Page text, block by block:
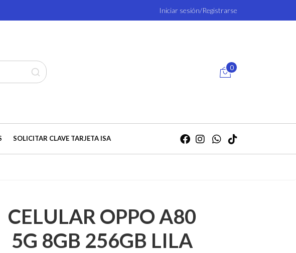
Iniciar sesión/Registrarse
0
SOLICITAR CLAVE TARJETA ISA
CELULAR OPPO A80
5G 8GB 256GB LILA